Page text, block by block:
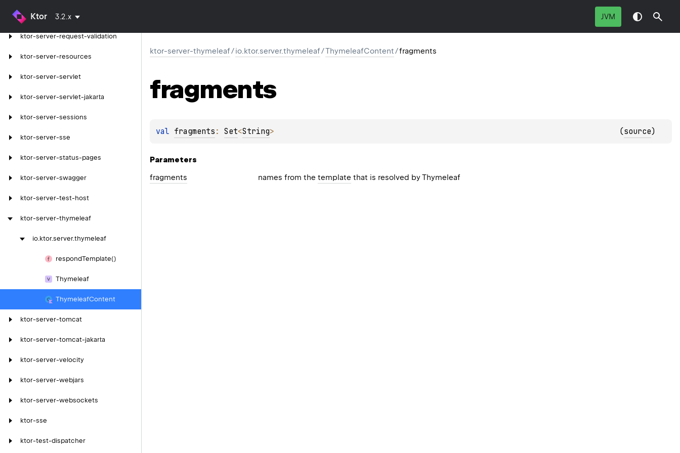
Ktor 3.2.x JVM
ktor-server-rate-limit
ktor-server-request-validation
ktor-server-resources
ktor-server-servlet
ktor-server-servlet-jakarta
ktor-server-sessions
ktor-server-sse
ktor-server-status-pages
ktor-server-swagger
ktor-server-test-host
ktor-server-thymeleaf
io.ktor.server.thymeleaf
respondTemplate()
Thymeleaf
ThymeleafContent
ktor-server-tomcat
ktor-server-tomcat-jakarta
ktor-server-velocity
ktor-server-webjars
ktor-server-websockets
ktor-sse
ktor-test-dispatcher
ktor-server-thymeleaf/io.ktor.server.thymeleaf/ThymeleafContent/fragments
fragments
val fragments : Set<String> (source)
Parameters
fragments
names from thetemplate that is resolved by Thymeleaf